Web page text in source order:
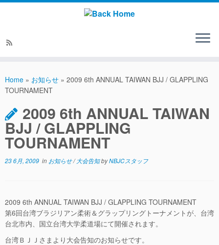
Home » お知らせ » 2009 6th ANNUAL TAIWAN BJJ / GLAPPLING
TOURNAMENT
2009 6th ANNUAL TAIWAN
BJJ / GLAPPLING
TOURNAMENT
23 6月, 2009 in お知らせ/大会告知byNBJCスタッフ
2009 6th ANNUAL TAIWAN BJJ / GLAPPLING TOURNAMENT
第6回台湾ブラジリアン柔術＆グラップリングトーナメントが、台湾
台北市内、国立台湾大学柔道場にて開催されます。
台湾ＢＪＪさまより大会告知のお知らせです。